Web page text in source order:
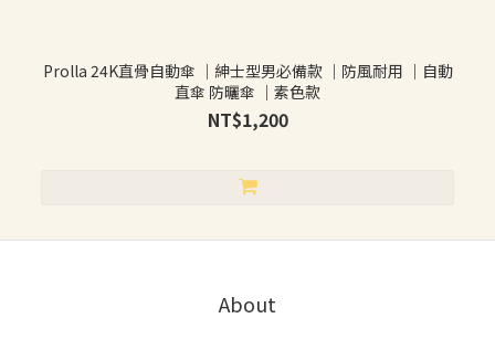
Prolla 24K直骨自動傘 ｜紳士型男必備款 ｜防風耐用 ｜自動
直傘 防曬傘 ｜素色款
NT$1,200
About